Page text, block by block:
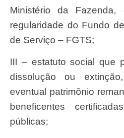
Ministério da Fazenda,
regularidade do Fundo
de Serviço – FGTS;
III – estatuto social que preveja, em caso de
dissolução ou
eventual patrimônio
beneficentes
públicas;